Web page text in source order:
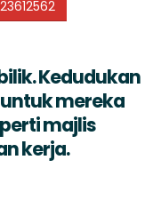
Kedudukan
mereka
majlis
kerja.